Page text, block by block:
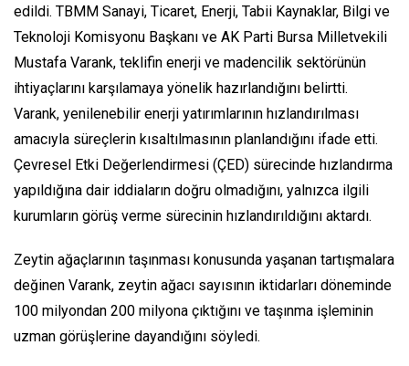
edildi. TBMM Sanayi, Ticaret, Enerji, Tabii Kaynaklar, Bilgi ve
Teknoloji Komisyonu Başkanı ve AK Parti Bursa Milletvekili
Mustafa Varank, teklifin enerji ve madencilik sektörünün
ihtiyaçlarını karşılamaya yönelik hazırlandığını belirtti.
Varank, yenilenebilir enerji yatırımlarının hızlandırılması
amacıyla süreçlerin kısaltılmasının planlandığını ifade etti.
Çevresel Etki Değerlendirmesi (ÇED) sürecinde hızlandırma
yapıldığına dair iddiaların doğru olmadığını, yalnızca ilgili
kurumların görüş verme sürecinin hızlandırıldığını aktardı.
Zeytin ağaçlarının taşınması konusunda yaşanan tartışmalara
değinen Varank, zeytin ağacı sayısının iktidarları döneminde
100 milyondan 200 milyona çıktığını ve taşınma işleminin
uzman görüşlerine dayandığını söyledi.